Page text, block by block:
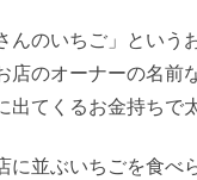
のいちご」という
店のオーナーの名前
てくるお金持ちで
に並ぶいちごを食